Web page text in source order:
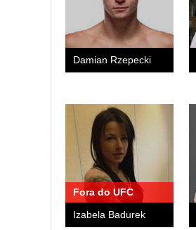
Damian Rzepecki
Fora do UFC
Izabela Badurek